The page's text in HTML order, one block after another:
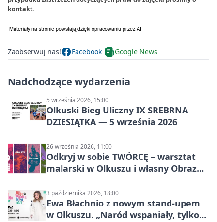
kontakt.
Zaobserwuj nas! Facebook Google News
Nadchodzące wydarzenia
5 września 2026, 15:00
Olkuski Bieg Uliczny IX SREBRNA
DZIESIĄTKA — 5 września 2026
26 września 2026, 11:00
Odkryj w sobie TWÓRCĘ – warsztat
malarski w Olkuszu i własny Obraz
3 października 2026, 18:00
Ewa Błachnio z nowym stand-upem
w Olkuszu. „Naród wspaniały, tylko